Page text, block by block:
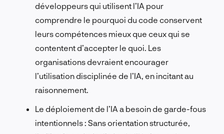
développeurs qui utilisent l’IA pour
comprendre le pourquoi du code conservent
leurs compétences mieux que ceux qui se
contentent d’accepter le quoi. Les
organisations devraient encourager
l’utilisation disciplinée de l’IA, en incitant au
raisonnement.
Le déploiement de l’IA a besoin de garde-fous
intentionnels : Sans orientation structurée,